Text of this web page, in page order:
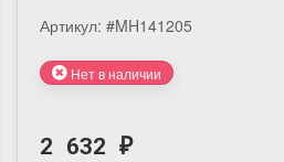
Артикул: #MH141205
Нет в наличии
2 632 ₽